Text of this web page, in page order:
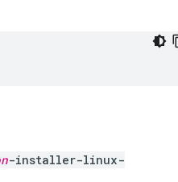
-installer-linux-